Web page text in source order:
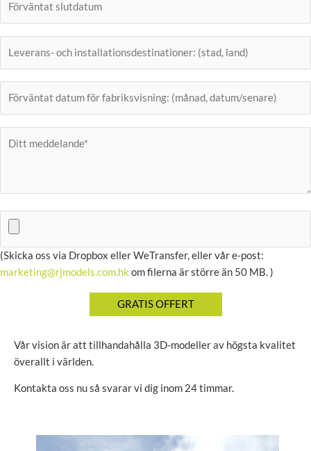
(Skicka oss via Dropbox eller WeTransfer, eller vår e-post:
marketing@rjmodels.com.hk om filerna är större än 50 MB. )
Vår vision är att tillhandahålla 3D-modeller av högsta kvalitet
överallt i världen.
Kontakta oss nu så svarar vi dig inom 24 timmar.